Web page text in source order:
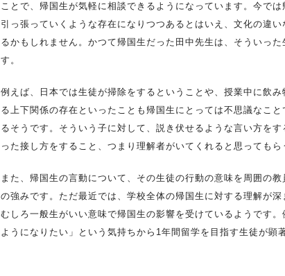
ことで、帰国生が気軽に相談できるようになっています。今で
引っ張っていくような存在になりつつあるとはいえ、文化の違
るかもしれません。かつて帰国生だった田中先生は、そういっ
す。
例えば、日本では生徒が掃除をするということや、授業中に飲
る上下関係の存在といったことも帰国生にとっては不思議なこ
るそうです。そういう子に対して、説き伏せるような言い方を
った接し方をすること、つまり理解者がいてくれると思ってもら
また、帰国生の言動について、その生徒の行動の意味を周囲の
の強みです。ただ最近では、学校全体の帰国生に対する理解が
むしろ一般生がいい意味で帰国生の影響を受けているようです
ようになりたい」という気持ちから1年間留学を目指す生徒が顕